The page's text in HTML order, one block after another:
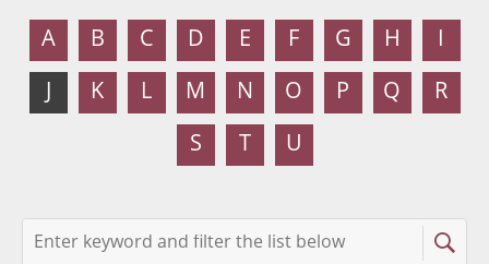
A B C D E F G H I
K L M N O P Q R
S T U